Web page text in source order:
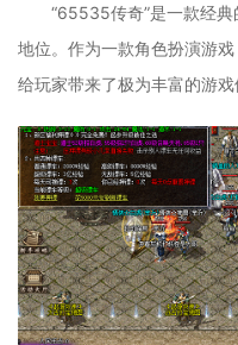
“65535传奇”是一款经
地位。作为一款角色扮演游
给玩家带来了极为丰富的游戏